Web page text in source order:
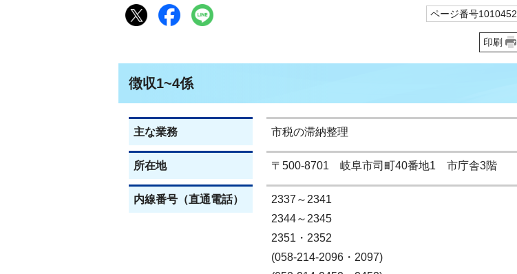
ページ番号1010452
印刷
徴収1~4係
主な業務 市税の滞納整理
所在地 〒500-8701 岐阜市司町40番地1 市庁舎3階
内線番号（直通電話）
2337～2341
2344～2345
2351・2352
(058-214-2096・2097)